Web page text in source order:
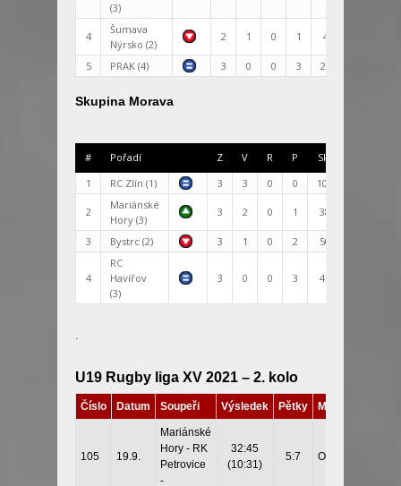
(3)
4
Šumava
Nýrsko (2)
2 1 0 1 44:74
5 PRAK (4) 3 0 0 3 29:153
Skupina Morava
# Pořadí Z V R P Skóre
1
RC Zlín (1) 3 3 0 0 104:45
2
Mariánské
Hory (3)
3 2 0 1 38:55
3 Bystrc (2) 3 1 0 2 50:74
4
RC
Havířov
(3)
3 0 0 3 47:65
.
U19 Rugby liga XV 2021 – 2. kolo
Číslo Datum Soupeři Výsledek Pětky Místo
105 19.9.
Mariánské
Hory - RK
Petrovice
-
32:45
(10:31)
5:7 Ostrava